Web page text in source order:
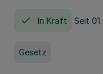
In Kraft Seit
Gesetz